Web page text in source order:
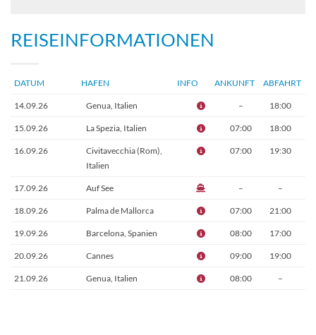
REISEINFORMATIONEN
DATUM HAFEN INFO ANKUNFT ABFAHRT
14.09.26 Genua, Italien – 18:00
15.09.26 La Spezia, Italien 07:00 18:00
16.09.26
Civitavecchia (Rom),
Italien
07:00 19:30
17.09.26 Auf See – –
18.09.26 Palma de Mallorca 07:00 21:00
19.09.26 Barcelona, Spanien 08:00 17:00
20.09.26 Cannes 09:00 19:00
21.09.26 Genua, Italien 08:00 –